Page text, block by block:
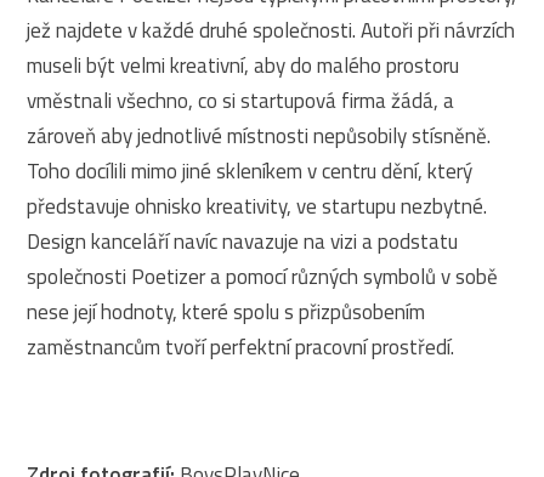
jež najdete v každé druhé společnosti. Autoři při návrzích
museli být velmi kreativní, aby do malého prostoru
vměstnali všechno, co si startupová firma žádá, a
zároveň aby jednotlivé místnosti nepůsobily stísněně.
Toho docílili mimo jiné skleníkem v centru dění, který
představuje ohnisko kreativity, ve startupu nezbytné.
Design kanceláří navíc navazuje na vizi a podstatu
společnosti Poetizer a pomocí různých symbolů v sobě
nese její hodnoty, které spolu s přizpůsobením
zaměstnancům tvoří perfektní pracovní prostředí.